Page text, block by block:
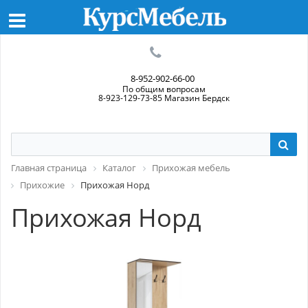
8-952-902-66-00
По общим вопросам
8-923-129-73-85 Магазин Бердск
Главная страница Каталог
Прихожая мебель
Прихожие
Прихожая Норд
Прихожая Норд